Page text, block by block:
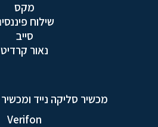
מקס
שילוח פיננסים
סייב
נאור קרדיט
מכשיר סליקה נייד
Verifon